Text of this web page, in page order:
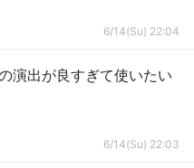
6/14(Su) 22:04
演出が良すぎて使いたい
6/14(Su) 22:03